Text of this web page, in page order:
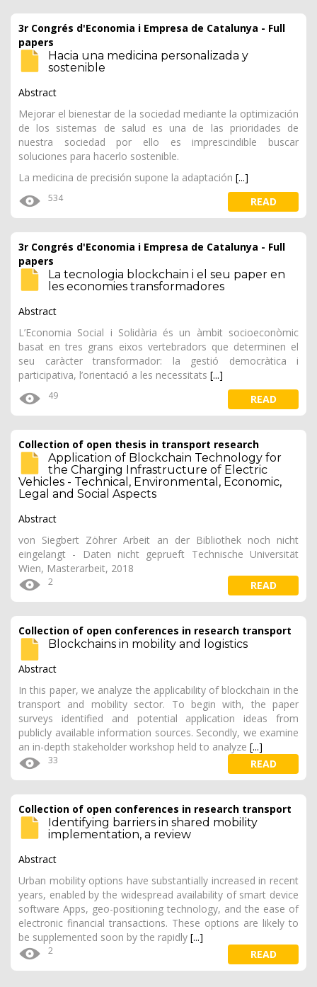
3r Congrés d'Economia i Empresa de Catalunya - Full
papers
Hacia una medicina personalizada y
sostenible
Abstract
Mejorar el bienestar de la sociedad mediante la optimización
de los sistemas de salud es una de las prioridades de
nuestra sociedad por ello es imprescindible buscar
soluciones para hacerlo sostenible.
La medicina de precisión supone la adaptación [...]
534 READ
3r Congrés d'Economia i Empresa de Catalunya - Full
papers
La tecnologia blockchain i el seu paper en
les economies transformadores
Abstract
L’Economia Social i Solidària és un àmbit socioeconòmic
basat en tres grans eixos vertebradors que determinen el
seu caràcter transformador: la gestió democràtica i
participativa, l’orientació a les necessitats [...]
49 READ
Collection of open thesis in transport research
Application of Blockchain Technology for
the Charging Infrastructure of Electric
Vehicles - Technical, Environmental, Economic,
Legal and Social Aspects
Abstract
von Siegbert Zöhrer Arbeit an der Bibliothek noch nicht
eingelangt - Daten nicht geprueft Technische Universität
Wien, Masterarbeit, 2018
2 READ
Collection of open conferences in research transport
Blockchains in mobility and logistics
Abstract
In this paper, we analyze the applicability of blockchain in the
transport and mobility sector. To begin with, the paper
surveys identified and potential application ideas from
publicly available information sources. Secondly, we examine
an in-depth stakeholder workshop held to analyze [...]
33 READ
Collection of open conferences in research transport
Identifying barriers in shared mobility
implementation, a review
Abstract
Urban mobility options have substantially increased in recent
years, enabled by the widespread availability of smart device
software Apps, geo-positioning technology, and the ease of
electronic financial transactions. These options are likely to
be supplemented soon by the rapidly [...]
2 READ